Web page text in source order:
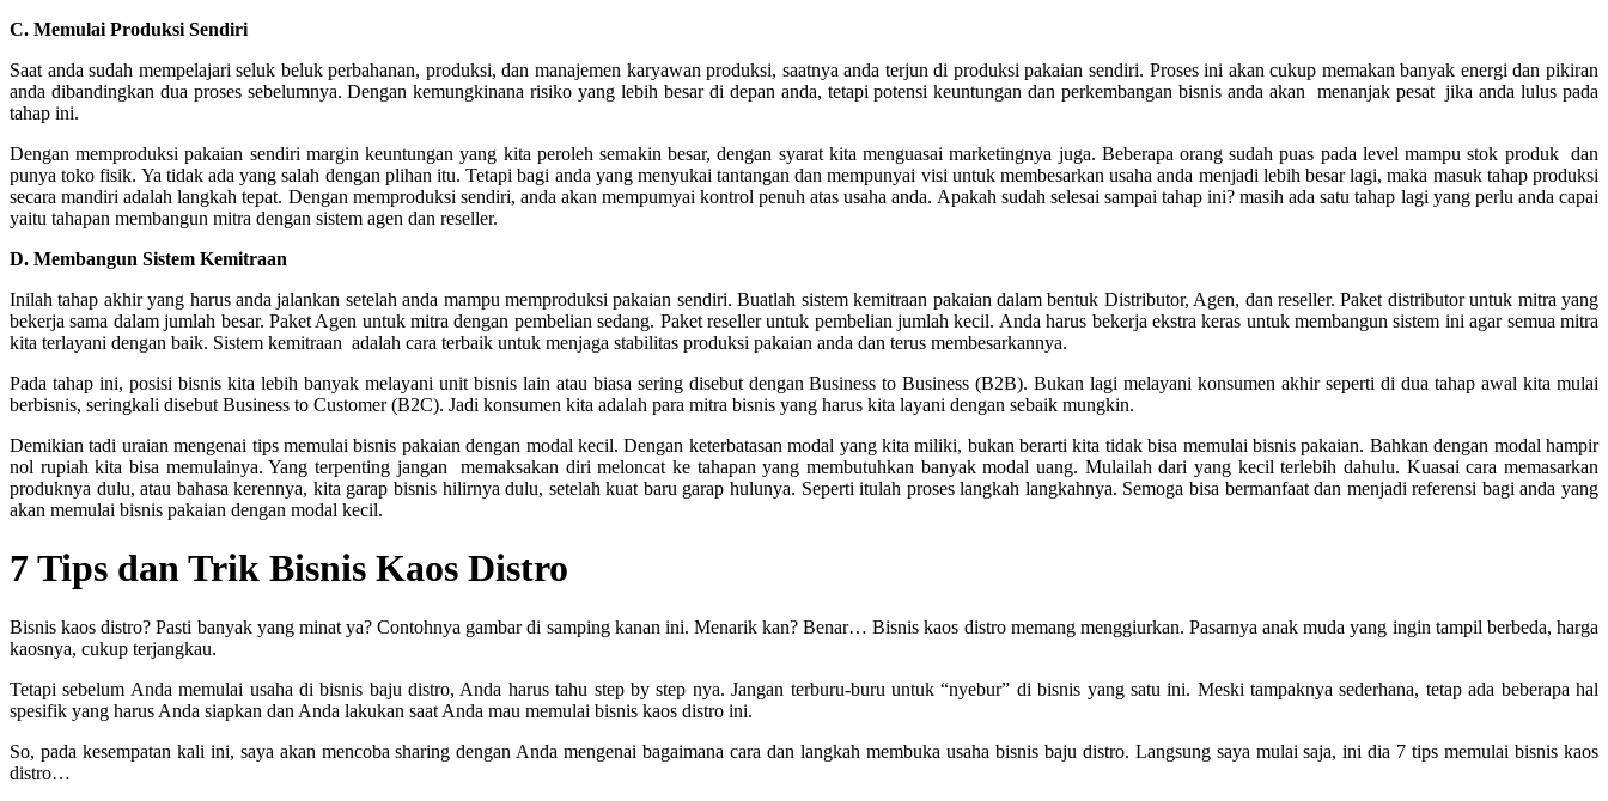
C. Memulai Produksi Sendiri
Saat anda sudah mempelajari seluk beluk perbahanan, produksi, dan manajemen karyawan produksi, saatnya anda terjun di produksi pakaian sendiri. Proses ini akan cukup memakan banyak energi dan pikiran
anda dibandingkan dua proses sebelumnya. Dengan kemungkinana risiko yang lebih besar di depan anda, tetapi potensi keuntungan dan perkembangan bisnis anda akan menanjak pesat jika anda lulus pada
tahap ini.
Dengan memproduksi pakaian sendiri margin keuntungan yang kita peroleh semakin besar, dengan syarat kita menguasai marketingnya juga. Beberapa orang sudah puas pada level mampu stok produk dan
punya toko fisik. Ya tidak ada yang salah dengan plihan itu. Tetapi bagi anda yang menyukai tantangan dan mempunyai visi untuk membesarkan usaha anda menjadi lebih besar lagi, maka masuk tahap produksi
secara mandiri adalah langkah tepat. Dengan memproduksi sendiri, anda akan mempumyai kontrol penuh atas usaha anda. Apakah sudah selesai sampai tahap ini? masih ada satu tahap lagi yang perlu anda capai
yaitu tahapan membangun mitra dengan sistem agen dan reseller.
D. Membangun Sistem Kemitraan
Inilah tahap akhir yang harus anda jalankan setelah anda mampu memproduksi pakaian sendiri. Buatlah sistem kemitraan pakaian dalam bentuk Distributor, Agen, dan reseller. Paket distributor untuk mitra yang
bekerja sama dalam jumlah besar. Paket Agen untuk mitra dengan pembelian sedang. Paket reseller untuk pembelian jumlah kecil. Anda harus bekerja ekstra keras untuk membangun sistem ini agar semua mitra
kita terlayani dengan baik. Sistem kemitraan adalah cara terbaik untuk menjaga stabilitas produksi pakaian anda dan terus membesarkannya.
Pada tahap ini, posisi bisnis kita lebih banyak melayani unit bisnis lain atau biasa sering disebut dengan Business to Business (B2B). Bukan lagi melayani konsumen akhir seperti di dua tahap awal kita mulai
berbisnis, seringkali disebut Business to Customer (B2C). Jadi konsumen kita adalah para mitra bisnis yang harus kita layani dengan sebaik mungkin.
Demikian tadi uraian mengenai tips memulai bisnis pakaian dengan modal kecil. Dengan keterbatasan modal yang kita miliki, bukan berarti kita tidak bisa memulai bisnis pakaian. Bahkan dengan modal hampir
nol rupiah kita bisa memulainya. Yang terpenting jangan memaksakan diri meloncat ke tahapan yang membutuhkan banyak modal uang. Mulailah dari yang kecil terlebih dahulu. Kuasai cara memasarkan
produknya dulu, atau bahasa kerennya, kita garap bisnis hilirnya dulu, setelah kuat baru garap hulunya. Seperti itulah proses langkah langkahnya. Semoga bisa bermanfaat dan menjadi referensi bagi anda yang
akan memulai bisnis pakaian dengan modal kecil.
7 Tips dan Trik Bisnis Kaos Distro
Bisnis kaos distro? Pasti banyak yang minat ya? Contohnya gambar di samping kanan ini. Menarik kan? Benar… Bisnis kaos distro memang menggiurkan. Pasarnya anak muda yang ingin tampil berbeda, harga
kaosnya, cukup terjangkau.
Tetapi sebelum Anda memulai usaha di bisnis baju distro, Anda harus tahu step by step nya. Jangan terburu-buru untuk “nyebur” di bisnis yang satu ini. Meski tampaknya sederhana, tetap ada beberapa hal
spesifik yang harus Anda siapkan dan Anda lakukan saat Anda mau memulai bisnis kaos distro ini.
So, pada kesempatan kali ini, saya akan mencoba sharing dengan Anda mengenai bagaimana cara dan langkah membuka usaha bisnis baju distro. Langsung saya mulai saja, ini dia 7 tips memulai bisnis kaos
distro…